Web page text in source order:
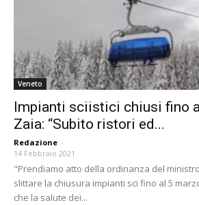
Veneto
Impianti sciistici chiusi fino
Zaia: “Subito ristori ed...
Redazione -
14 Febbraio 2021
"Prendiamo atto della ordinanza del
slittare la chiusura impianti sci fino al 5
che la salute dei...